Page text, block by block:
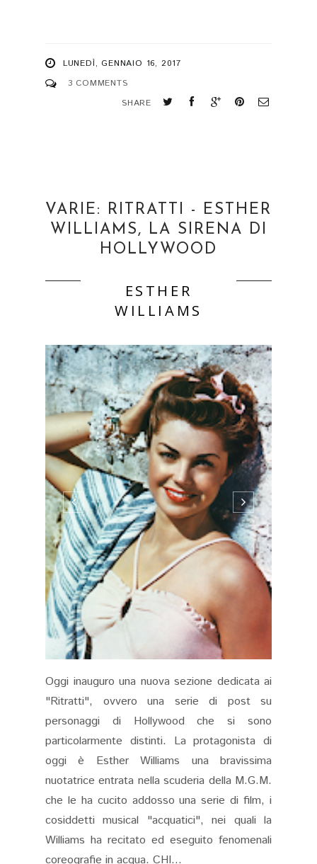
LUNEDÌ, GENNAIO 16, 2017
3 COMMENTS
SHARE
VARIE: RITRATTI - ESTHER
WILLIAMS, LA SIRENA DI
HOLLYWOOD
ESTHER
WILLIAMS
Oggi inauguro una nuova sezione dedicata ai
"Ritratti", ovvero una serie di post su
personaggi di Hollywood che si sono
particolarmente distinti. La protagonista di
oggi è Esther Williams una bravissima
nuotatrice entrata nella scuderia della M.G.M.
che le ha cucito addosso una serie di film, i
cosiddetti musical "acquatici", nei quali la
Williams ha recitato ed eseguito fenomenali
coreografie in acqua. CHI...